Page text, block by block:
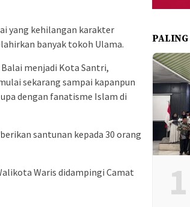
yang kehilangan karakter
banyak tokoh Ulama.
menjadi Kota Santri,
sekarang sampai kapanpun
dengan fanatisme Islam di
santunan kepada 30 orang
Waris didampingi Camat
1